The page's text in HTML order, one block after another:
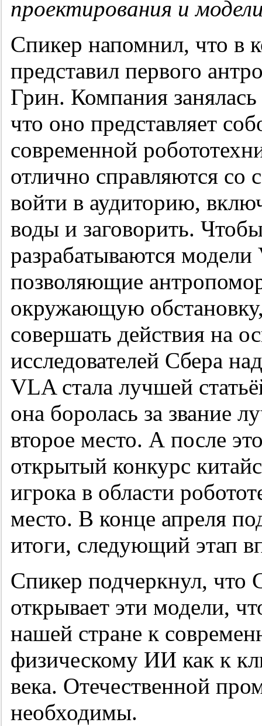
проектирования и
Спикер напомнил, что в
представил первого
Грин. Компания
что оно представляет
современной
отлично справляются
войти в аудиторию,
воды и заговорить.
разрабатываются
позволяющие
окружающую
совершать действия на
исследователей Сбера
VLA стала лучшей
она боролась за звание
второе место. А после
открытый конкурс
игрока в области
место. В конце апреля
итоги, следующий этап
Спикер подчеркнул, что
открывает эти модели,
нашей стране к
физическому ИИ как к
века. Отечественной
необходимы.